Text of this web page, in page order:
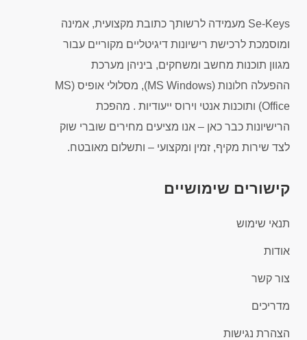
Se-Keys מעמידה לרשותך כתובת מקצועית, אמינה
ומוסמכת לרכישת רישיונות דיגיטליים מקוריים עבור
מגוון תוכנות מחשב ומשחקים, ביניהן מערכת
ההפעלה חלונות (MS Windows), מסלולי אופיס (MS
Office) ותוכנות אנטי וירוס ייעודיות . מהפכת
הרישיונות כבר כאן – אנו מציעים מחירים שוברי שוק
לצד שירות מקיף, זמין ומקצועי – ותשלום מאובטח.
קישורים שימושיים
תנאי שימוש
אודות
צור קשר
מדריכים
הצהרת נגישות